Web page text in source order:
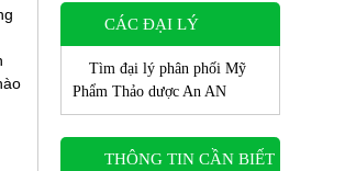
CÁC ĐẠI LÝ
Tìm đại lý phân phối Mỹ
Phẩm Thảo dược An AN
THÔNG TIN CẦN BIẾT